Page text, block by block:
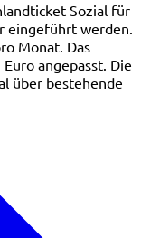
Sozial für
eingeführt werden.
Monat. Das
angepasst. Die
über bestehende